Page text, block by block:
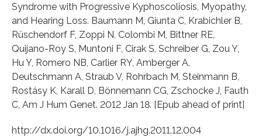
Syndrome with Progressive Kyphoscoliosis, Myopathy,
and Hearing Loss. Baumann M, Giunta C, Krabichler B,
Rüschendorf F, Zoppi N, Colombi M, Bittner RE,
Quijano-Roy S, Muntoni F, Cirak S, Schreiber G, Zou Y,
Hu Y, Romero NB, Carlier RY, Amberger A,
Deutschmann A, Straub V, Rohrbach M, Steinmann B,
Rostásy K, Karall D, Bönnemann CG, Zschocke J, Fauth
C, Am J Hum Genet. 2012 Jan 18. [Epub ahead of print]
http://dx.doi.org/10.1016/j.ajhg.2011.12.004